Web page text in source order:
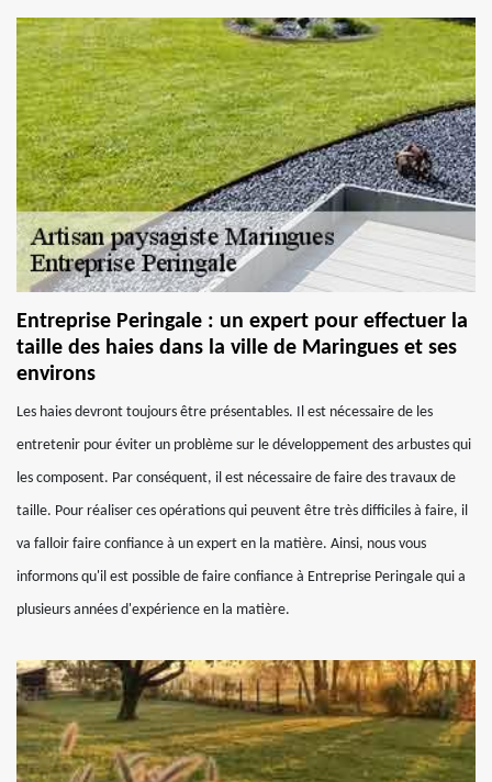
Entreprise Peringale : un expert pour effectuer la
taille des haies dans la ville de Maringues et ses
environs
Les haies devront toujours être présentables. Il est nécessaire de les
entretenir pour éviter un problème sur le développement des arbustes qui
les composent. Par conséquent, il est nécessaire de faire des travaux de
taille. Pour réaliser ces opérations qui peuvent être très difficiles à faire, il
va falloir faire confiance à un expert en la matière. Ainsi, nous vous
informons qu'il est possible de faire confiance à Entreprise Peringale qui a
plusieurs années d'expérience en la matière.